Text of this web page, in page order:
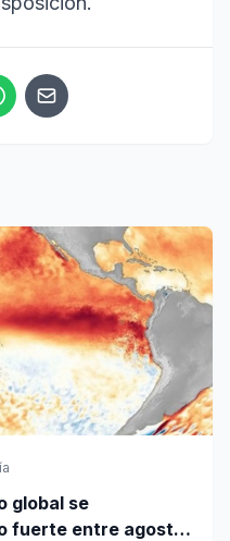
global se
fuerte entre agosto